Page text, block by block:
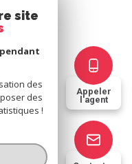
Appeler
l'agent
site
des
des
!